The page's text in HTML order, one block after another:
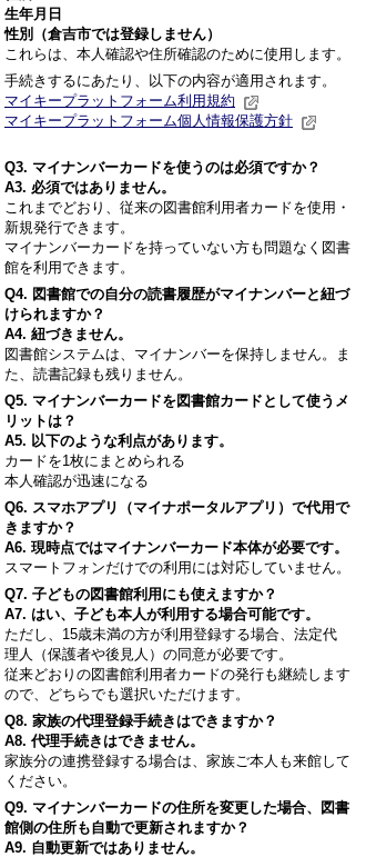
生年月日
性別（倉吉市では登録しません）
これらは、本人確認や住所確認のために使用します。
手続きするにあたり、以下の内容が適用されます。
マイキープラットフォーム利用規約
マイキープラットフォーム個人情報保護方針
Q3. マイナンバーカードを使うのは必須ですか？
A3. 必須ではありません。
これまでどおり、従来の図書館利用者カードを使用・
新規発行できます。
マイナンバーカードを持っていない方も問題なく図書
館を利用できます。
Q4. 図書館での自分の読書履歴がマイナンバーと紐づ
けられますか？
A4. 紐づきません。
図書館システムは、マイナンバーを保持しません。ま
た、読書記録も残りません。
Q5. マイナンバーカードを図書館カードとして使うメ
リットは？
A5. 以下のような利点があります。
カードを1枚にまとめられる
本人確認が迅速になる
Q6. スマホアプリ（マイナポータルアプリ）で代用で
きますか？
A6. 現時点ではマイナンバーカード本体が必要です。
スマートフォンだけでの利用には対応していません。
Q7. 子どもの図書館利用にも使えますか？
A7. はい、子ども本人が利用する場合可能です。
ただし、15歳未満の方が利用登録する場合、法定代
理人（保護者や後見人）の同意が必要です。
従来どおりの図書館利用者カードの発行も継続します
ので、どちらでも選択いただけます。
Q8. 家族の代理登録手続きはできますか？
A8. 代理手続きはできません。
家族分の連携登録する場合は、家族ご本人も来館して
ください。
Q9. マイナンバーカードの住所を変更した場合、図書
館側の住所も自動で更新されますか？
A9. 自動更新ではありません。